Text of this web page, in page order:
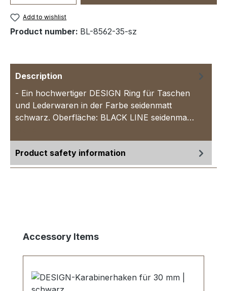
Add to wishlist
Product number: BL-8562-35-sz
Description
- Ein hochwertiger DESIGN Ring für Taschen
und Lederwaren in der Farbe seidenmatt
schwarz. Oberfläche: BLACK LINE seidenma…
Product safety information
Skip product gallery
Accessory Items